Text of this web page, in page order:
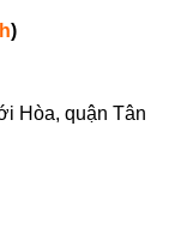
)
Hòa, quận Tân